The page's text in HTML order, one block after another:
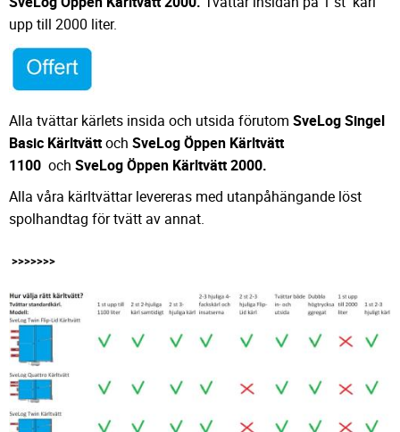
upp till 2000 liter.
Alla tvättar kärlets insida och utsida förutom SveLog Singel
Basic Kärltvättoch SveLog Öppen Kärltvätt
1100 och SveLog Öppen Kärltvätt 2000.
Alla våra kärltvättar levereras med utanpåhängande löst
spolhandtag för tvätt av annat.
>>>>>>>